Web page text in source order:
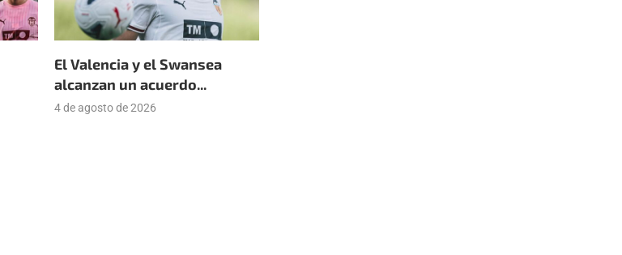
El Valencia y el Swansea
alcanzan un acuerdo...
4 de agosto de 2026